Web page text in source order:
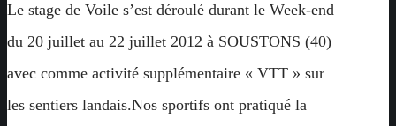
Le stage de Voile s’est déroulé durant le Week-end
du 20 juillet au 22 juillet 2012 à SOUSTONS (40)
avec comme activité supplémentaire « VTT » sur
les sentiers landais.Nos sportifs ont pratiqué la